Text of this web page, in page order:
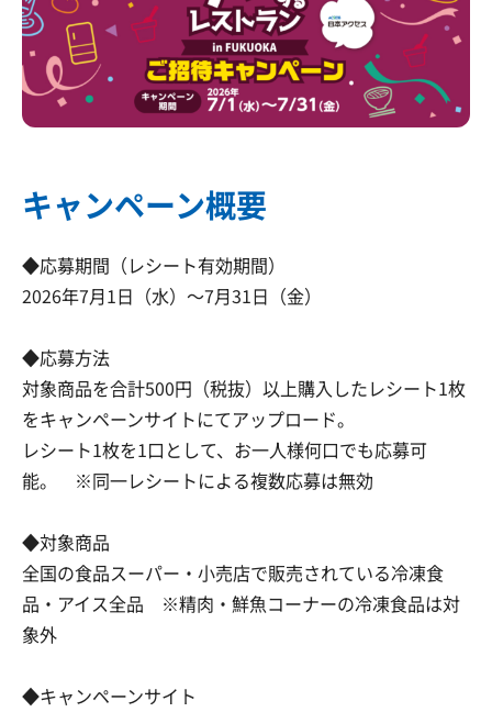
キャンペーン概要
◆応募期間（レシート有効期間）
2026年7月1日（水）～7月31日（金）
◆応募方法
対象商品を合計500円（税抜）以上購入したレシート1枚
をキャンペーンサイトにてアップロード。
レシート1枚を1口として、お一人様何口でも応募可
能。 ※同一レシートによる複数応募は無効
◆対象商品
全国の食品スーパー・小売店で販売されている冷凍食
品・アイス全品 ※精肉・鮮魚コーナーの冷凍食品は対
象外
◆キャンペーンサイト